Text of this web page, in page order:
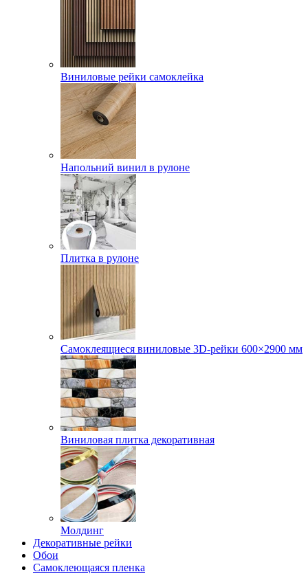
Виниловые рейки самоклейка
Напольний винил в рулоне
Плитка в рулоне
Самоклеящиеся виниловые 3D‑рейки 600×2900 мм
Виниловая плитка декоративная
Молдинг
Декоративные рейки
Обои
Самоклеющаяся пленка